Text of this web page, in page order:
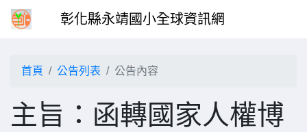
彰化縣永靖國小全球資訊網
首頁 公告列表 公告內容
主旨：函轉國家人權博